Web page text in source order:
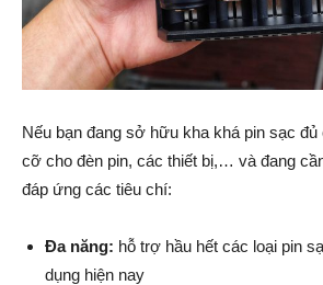
Nếu bạn đang sở hữu kha khá pin sạc
cỡ cho đèn pin, các thiết bị,… và đang
đáp ứng các tiêu chí:
Đa năng: hỗ trợ hầu hết các loại pin
dụng hiện nay